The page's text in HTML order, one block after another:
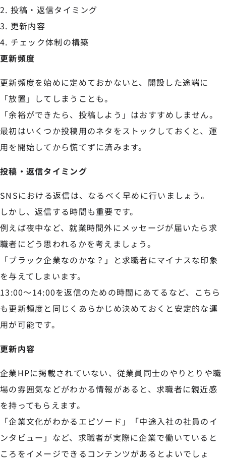
投稿・返信タイミング
更新内容
チェック体制の構築
更新頻度
更新頻度を始めに定めておかないと、開設した途端に
「放置」してしまうことも。
「余裕ができたら、投稿しよう」はおすすめしません。
最初はいくつか投稿用のネタをストックしておくと、運
用を開始してから慌てずに済みます。
投稿・返信タイミング
SNSにおける返信は、なるべく早めに行いましょう。
しかし、返信する時間も重要です。
例えば夜中など、就業時間外にメッセージが届いたら求
職者にどう思われるかを考えましょう。
「ブラック企業なのかな？」と求職者にマイナスな印象
を与えてしまいます。
13:00～14:00を返信のための時間にあてるなど、こちら
も更新頻度と同じくあらかじめ決めておくと安定的な運
用が可能です。
更新内容
企業HPに掲載されていない、従業員同士のやりとりや職
場の雰囲気などがわかる情報があると、求職者に親近感
を持ってもらえます。
「企業文化がわかるエピソード」「中途入社の社員のイ
ンタビュー」など、求職者が実際に企業で働いていると
ころをイメージできるコンテンツがあるとよいでしょ